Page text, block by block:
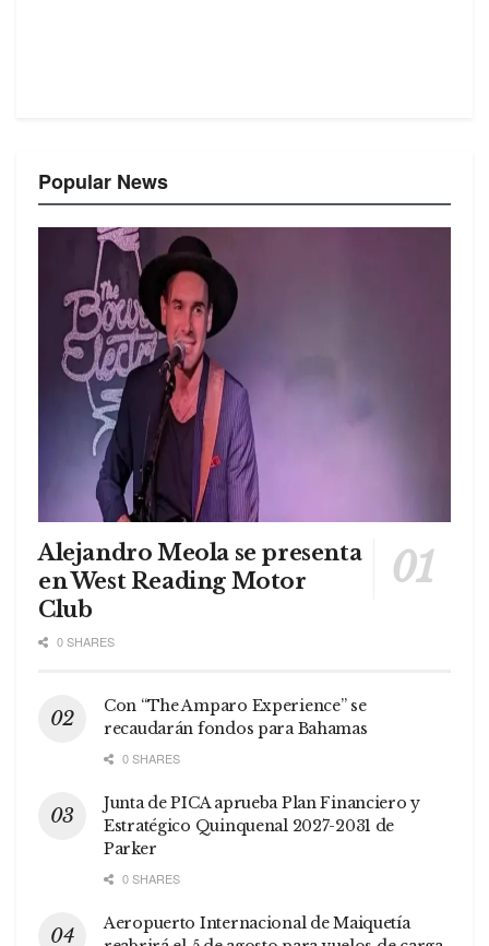
Popular News
Alejandro Meola se presenta
en West Reading Motor
Club
0 SHARES
Con “The Amparo Experience” se
recaudarán fondos para Bahamas
0 SHARES
Junta de PICA aprueba Plan Financiero y
Estratégico Quinquenal 2027-2031 de
Parker
0 SHARES
Aeropuerto Internacional de Maiquetía